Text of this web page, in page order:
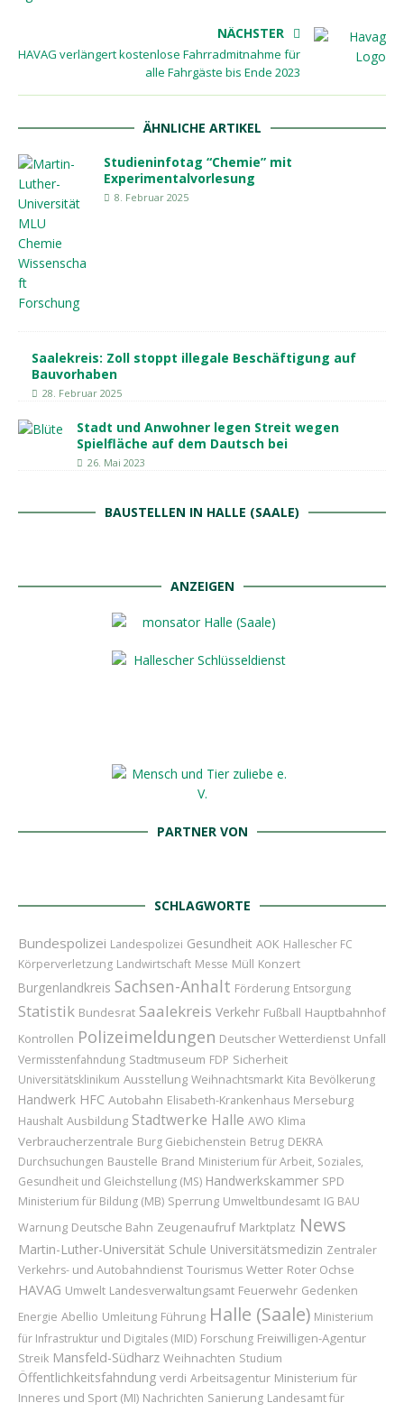
NÄCHSTER
HAVAG verlängert kostenlose Fahrradmitnahme für
alle Fahrgäste bis Ende 2023
ÄHNLICHE ARTIKEL
Studieninfotag “Chemie” mit
Experimentalvorlesung
8. Februar 2025
Saalekreis: Zoll stoppt illegale Beschäftigung auf
Bauvorhaben
28. Februar 2025
Stadt und Anwohner legen Streit wegen
Spielfläche auf dem Dautsch bei
26. Mai 2023
BAUSTELLEN IN HALLE (SAALE)
ANZEIGEN
PARTNER VON
SCHLAGWORTE
Bundespolizei Landespolizei Gesundheit AOK Hallescher FC
Körperverletzung Landwirtschaft Messe Müll Konzert
Burgenlandkreis Sachsen-Anhalt Förderung Entsorgung
Statistik Bundesrat Saalekreis Verkehr Fußball Hauptbahnhof
Kontrollen Polizeimeldungen Deutscher Wetterdienst Unfall
Vermisstenfahndung Stadtmuseum FDP Sicherheit
Universitätsklinikum Ausstellung Weihnachtsmarkt Kita Bevölkerung
Handwerk HFC Autobahn Elisabeth-Krankenhaus Merseburg
Haushalt Ausbildung Stadtwerke Halle AWO Klima
Verbraucherzentrale Burg Giebichenstein Betrug DEKRA
Durchsuchungen Baustelle Brand Ministerium für Arbeit, Soziales,
Gesundheit und Gleichstellung (MS) Handwerkskammer SPD
Ministerium für Bildung (MB) Sperrung Umweltbundesamt IG BAU
Warnung Deutsche Bahn Zeugenaufruf Marktplatz News
Martin-Luther-Universität Schule Universitätsmedizin Zentraler
Verkehrs- und Autobahndienst Tourismus Wetter Roter Ochse
HAVAG Umwelt Landesverwaltungsamt Feuerwehr Gedenken
Energie Abellio Umleitung Führung Halle (Saale) Ministerium
für Infrastruktur und Digitales (MID) Forschung Freiwilligen-Agentur
Streik Mansfeld-Südharz Weihnachten Studium
Öffentlichkeitsfahndung verdi Arbeitsagentur Ministerium für
Inneres und Sport (MI) Nachrichten Sanierung Landesamt für